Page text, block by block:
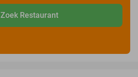
Zoek Restaurant